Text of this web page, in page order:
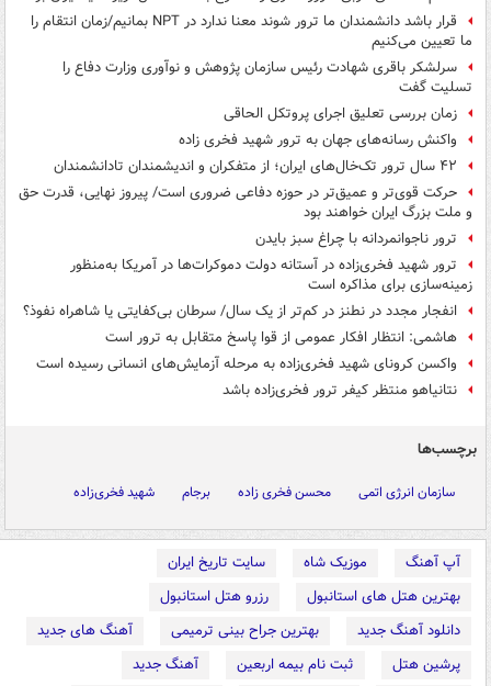
قرار باشد دانشمندان ما ترور شوند معنا ندارد در NPT بمانیم/زمان انتقام را
ما تعیین می‌کنیم
سرلشکر باقری شهادت رئیس سازمان پژوهش و نوآوری وزارت دفاع را
تسلیت گفت
زمان بررسی تعلیق اجرای پروتکل الحاقی
واکنش رسانه‌های جهان به ترور شهید فخری‌ زاده
۴۲ سال ترور تک‌خال‌های ایران؛ از متفکران و اندیشمندان تادانشمندان
حرکت قوی‌تر و عمیق‌تر در حوزه دفاعی ضروری است/ پیروز نهایی، قدرت حق
و ملت بزرگ ایران خواهند بود
ترور ناجوانمردانه با چراغ سبز بایدن
ترور شهید فخری‌زاده در آستانه دولت دموکرات‌ها در آمریکا به‌منظور
زمینه‌سازی برای مذاکره است
انفجار مجدد در نطنز در کم‌تر از یک سال/ سرطان بی‌کفایتی یا شاهراه نفوذ؟
هاشمی: انتظار افکار عمومی از قوا پاسخ متقابل به ترور است
واکسن کرونای شهید فخری‌زاده به مرحله آزمایش‌های انسانی رسیده است
نتانیاهو منتظر کیفر ترور فخری‌زاده باشد
برچسب‌ها
سازمان انرژی اتمی محسن فخری زاده برجام شهید فخری‌زاده
آپ آهنگ موزیک شاه
سایت تاریخ ایران
بهترین هتل های استانبول
رزرو هتل استانبول
دانلود آهنگ جدید
بهترین جراح بینی ترمیمی
آهنگ های جدید
پرشین هتل
ثبت نام بیمه اربعین
آهنگ جدید